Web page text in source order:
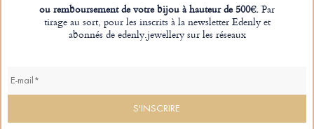
ou remboursement de votre bijou à hauteur de 500€.Par
tirage au sort, pour les inscrits à la newsletter Edenly et
abonnés de edenly.jewellery sur les réseaux